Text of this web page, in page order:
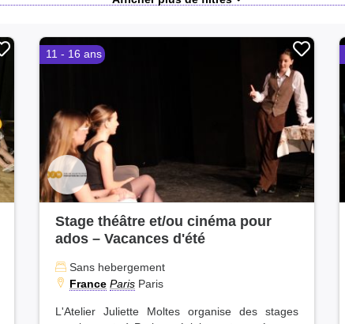
Sarthe (2)
Deux-Sèvres (2)
Haute-Vienne (2)
Manche (1)
Seine-et-Marne (1)
Seine-Saint-Denis (1)
Nièvre (1)
Corse-du-Sud (1)
11 - 16 ans
Stage théâtre et/ou cinéma pour
ados – Vacances d'été
Sans hebergement
France Paris Paris
L'Atelier Juliette Moltes organise des stages